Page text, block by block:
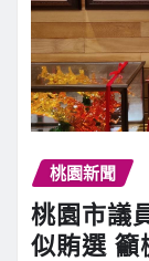
桃園新聞
桃園市議
似賄選 籲